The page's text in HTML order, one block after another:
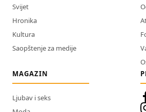
Svijet
Hronika
Kultura
Saopštenje za medije
MAGAZIN
Ljubav i seks